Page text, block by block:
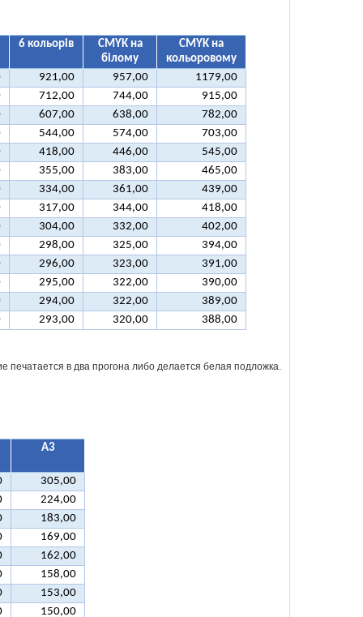
6 кольорів
CMYK на
білому
CMYK на
кольоровому
921,00 957,00
1179,00
712,00 744,00
915,00
607,00 638,00
782,00
544,00 574,00
703,00
418,00 446,00
545,00
355,00 383,00
465,00
334,00 361,00
439,00
317,00 344,00
418,00
304,00 332,00
402,00
298,00 325,00
394,00
296,00 323,00
391,00
295,00 322,00
390,00
294,00 322,00
389,00
293,00 320,00 388,00
печатается в два прогона либо делается белая подложка.
А3
305,00
224,00
183,00
169,00
162,00
158,00
153,00
150,00